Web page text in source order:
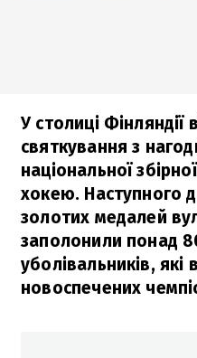
У столиці Фінляндії
святкування з
національної
хокею. Наступного
золотих медалей
заполонили понад
уболівальників,
новоспечених